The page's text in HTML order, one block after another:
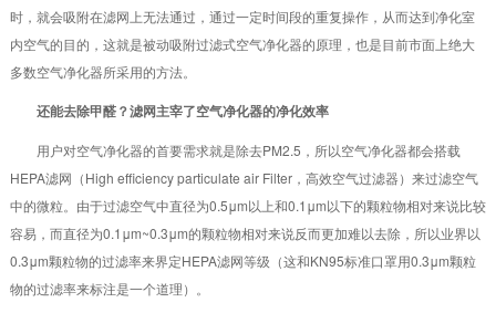
时，就会吸附在滤网上无法通过，通过一定时间段的重复操作，从而达到净化室
内空气的目的，这就是被动吸附过滤式空气净化器的原理，也是目前市面上绝大
多数空气净化器所采用的方法。
还能去除甲醛？滤网主宰了空气净化器的净化效率
用户对空气净化器的首要需求就是除去PM2.5，所以空气净化器都会搭载
HEPA滤网（High efficiency particulate air Filter，高效空气过滤器）来过滤空气
中的微粒。由于过滤空气中直径为0.5μm以上和0.1μm以下的颗粒物相对来说比较
容易，而直径为0.1μm~0.3μm的颗粒物相对来说反而更加难以去除，所以业界以
0.3μm颗粒物的过滤率来界定HEPA滤网等级（这和KN95标准口罩用0.3μm颗粒
物的过滤率来标注是一个道理）。